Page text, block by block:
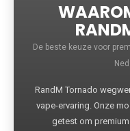
De beste keuze voor
RandM Tornado
vape-ervaring. Onze
getest om